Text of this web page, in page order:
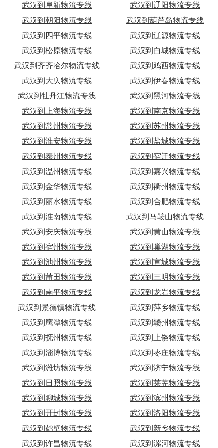
武汉到阜新物流专线
武汉到辽阳物流专线
武汉到朝阳物流专线
武汉到葫芦岛物流专线
武汉到四平物流专线
武汉到辽源物流专线
武汉到松原物流专线
武汉到白城物流专线
武汉到齐齐哈尔物流专线
武汉到鸡西物流专线
武汉到大庆物流专线
武汉到伊春物流专线
武汉到牡丹江物流专线
武汉到黑河物流专线
武汉到上海物流专线
武汉到南京物流专线
武汉到常州物流专线
武汉到苏州物流专线
武汉到淮安物流专线
武汉到盐城物流专线
武汉到泰州物流专线
武汉到宿迁物流专线
武汉到温州物流专线
武汉到嘉兴物流专线
武汉到金华物流专线
武汉到衢州物流专线
武汉到丽水物流专线
武汉到合肥物流专线
武汉到淮南物流专线
武汉到马鞍山物流专线
武汉到安庆物流专线
武汉到黄山物流专线
武汉到宿州物流专线
武汉到巢湖物流专线
武汉到池州物流专线
武汉到宣城物流专线
武汉到莆田物流专线
武汉到三明物流专线
武汉到南平物流专线
武汉到龙岩物流专线
武汉到景德镇物流专线
武汉到萍乡物流专线
武汉到鹰潭物流专线
武汉到赣州物流专线
武汉到抚州物流专线
武汉到上饶物流专线
武汉到淄博物流专线
武汉到枣庄物流专线
武汉到潍坊物流专线
武汉到济宁物流专线
武汉到日照物流专线
武汉到莱芜物流专线
武汉到聊城物流专线
武汉到滨州物流专线
武汉到开封物流专线
武汉到洛阳物流专线
武汉到鹤壁物流专线
武汉到新乡物流专线
武汉到许昌物流专线
武汉到漯河物流专线